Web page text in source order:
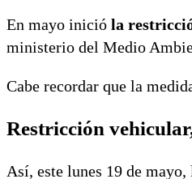
En mayo inició la
ministerio del Medio
Cabe recordar que la
Restricción
Así, este lunes 19 de